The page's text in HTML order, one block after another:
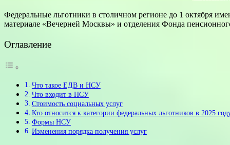
Федеральные льготники в столичном регионе до 1 октября
материале «Вечерней Москвы» и отделения Фонда
Оглавление
Что такое ЕДВ и НСУ
Что входит в НСУ
Стоимость социальных услуг
Кто относится к категории федеральных льготников в 2025
Формы НСУ
Изменения порядка получения услуг